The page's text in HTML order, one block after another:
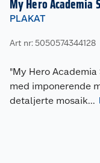
My Hero Academia
PLAKAT
Art nr: 5050574344128
"My Hero
med imponerende
detaljerte mosaik...